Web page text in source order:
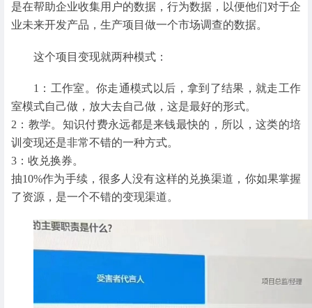
是在帮助企业收集用户的数据，行为数据，以便他们对于企
业未来开发产品，生产项目做一个市场调查的数据。
这个项目变现就两种模式：
1：工作室。你走通模式以后，拿到了结果，就走工作
室模式自己做，放大去自己做，这是最好的形式。
2：教学。知识付费永远都是来钱最快的，所以，这类的培
训变现还是非常不错的一种方式。
3：收兑换券。
抽10%作为手续，很多人没有这样的兑换渠道，你如果掌握
了资源，是一个不错的变现渠道。